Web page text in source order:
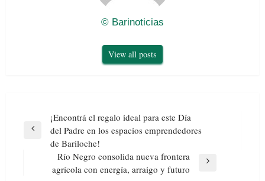
© Barinoticias
View all posts
Navegación
de
entradas
Previous
¡Encontrá el regalo ideal para este Día
del Padre en los espacios emprendedores
de Bariloche!
Río Negro consolida nueva frontera
agrícola con energía, arraigo y futuro